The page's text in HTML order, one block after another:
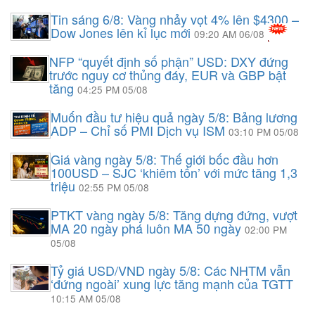
Tin sáng 6/8: Vàng nhảy vọt 4% lên $4300 –
Dow Jones lên kỉ lục mới 09:20 AM 06/08
NFP “quyết định số phận” USD: DXY đứng
trước nguy cơ thủng đáy, EUR và GBP bật
tăng04:25 PM 05/08
Muốn đầu tư hiệu quả ngày 5/8: Bảng lương
ADP – Chỉ số PMI Dịch vụ ISM 03:10 PM 05/08
Giá vàng ngày 5/8: Thế giới bốc đầu hơn
100USD – SJC ‘khiêm tốn’ với mức tăng 1,3
triệu 02:55 PM 05/08
PTKT vàng ngày 5/8: Tăng dựng đứng, vượt
MA 20 ngày phá luôn MA 50 ngày 02:00 PM
05/08
Tỷ giá USD/VND ngày 5/8: Các NHTM vẫn
‘đứng ngoài’ xung lực tăng mạnh của TGTT
10:15 AM 05/08